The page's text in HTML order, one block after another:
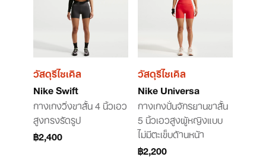
วัสดุรีไซเคิล
Nike Swift
กางเกงวิ่งขาสั้น 4 นิ้วเอว
สูงทรงรัดรูป
฿2,400
วัสดุรีไซเคิล
Nike Universa
กางเกงปั่นจักรยานขาสั้น
5 นิ้วเอวสูงผู้หญิงแบบ
ไม่มีตะเข็บด้านหน้า
฿2,200